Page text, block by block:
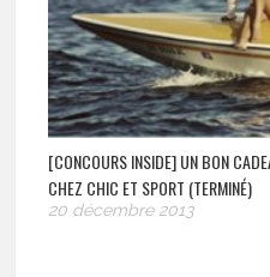
[CONCOURS INSIDE] UN BON
CHEZ CHIC ET SPORT (TERMINÉ)
20 décembre 2013